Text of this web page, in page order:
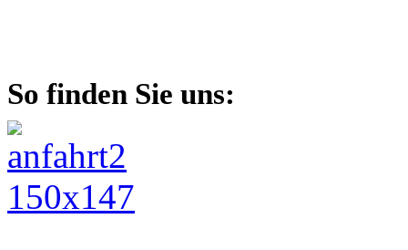
So finden Sie uns: